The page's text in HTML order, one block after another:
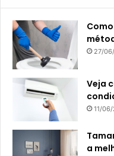
27/
Veja
11/
a